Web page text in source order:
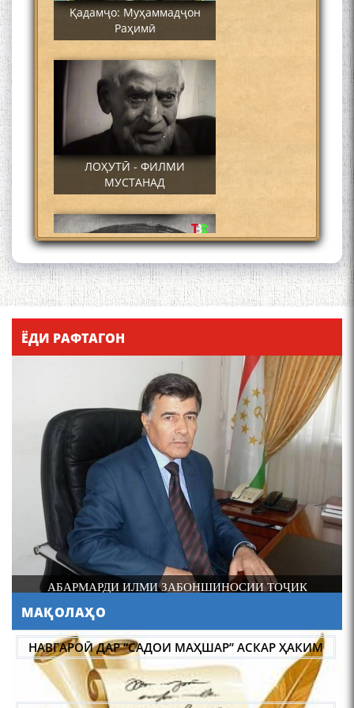
Қадамҷо: Муҳаммадҷон
Раҳимӣ
ЛОҲУТӢ - ФИЛМИ
МУСТАНАД
Қадамҷо - Лоҳутӣ
4-уми декабр- зодрӯзи
шоири абадзинда Абулқосим
Лоҳутӣ
АБУЛҚОСИМ ЛОҲУТӢ /
ABULQOSIM LOHUTY/
ЁДИ РАФТАГОН
АБАРМАРДИ ИЛМИ ЗАБОНШИНОСИИ ТОҶИК
МАҚОЛАҲО
НАВГАРОӢ ДАР “САДОИ МАҲШАР” АСКАР ҲАКИМ